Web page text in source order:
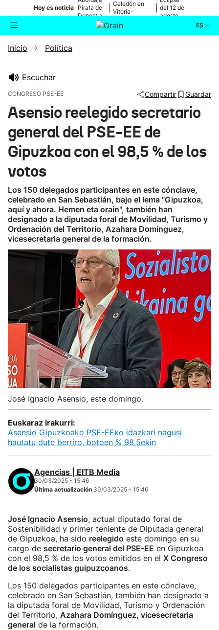
Hoy es noticia Pirata de
Donostia
Celedón en
Vitoria-
del 12 de
agosto
ES
Buscador
Ikusmiran
Eguraldia
Inicio Política
Escuchar
CONGRESO PSE-EE Compartir Guardar
Asensio reelegido secretario
general del PSE-EE de
Gipuzkoa con el 98,5 % de los
votos
Los 150 delegados participantes en este cónclave,
celebrado en San Sebastián, bajo el lema "Gipuzkoa,
aquí y ahora. Hemen eta orain", también han
designado a la diputada foral de Movilidad, Turismo y
Ordenación del Territorio, Azahara Domínguez,
vicesecretaria general de la formación.
José Ignacio Asensio, este domingo.
Euskaraz irakurri:
Asensio Gipuzkoako PSE-EEko idazkari nagusi
hautatu dute berriro, botoen % 98,5ekin
Agencias | EITB Media
30/03/2025 - 15:46
Última actualización 30/03/2025 - 15:46
José Ignacio Asensio, actual diputado foral de
Sostenibilidad y primer teniente de Diputada general
de Gipuzkoa, ha sido reelegido este domingo en su
cargo de secretario general del PSE-EE en Gipuzkoa
con el 98,5 % de los votos emitidos en el X Congreso
de los socialistas guipuzcoanos.
Los 150 delegados participantes en este cónclave,
celebrado en San Sebastián, también han designado a
la diputada foral de Movilidad, Turismo y Ordenación
del Territorio, Azahara Domínguez, vicesecretaria
general de la formación.